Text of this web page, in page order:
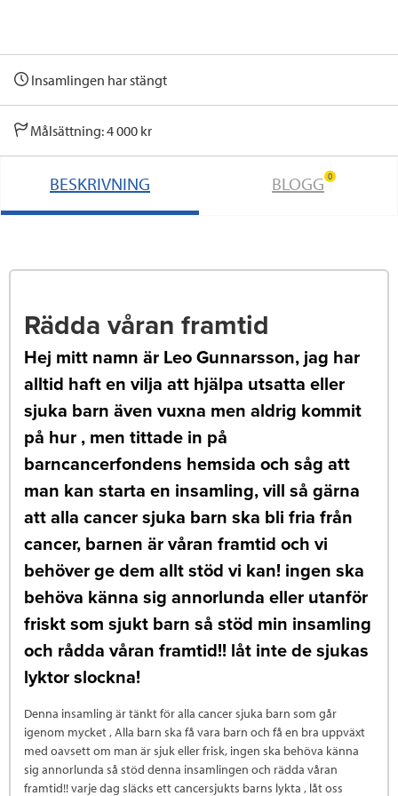
Insamlingen har stängt
Målsättning: 4 000 kr
BESKRIVNING BLOGG 0
Rädda våran framtid
Hej mitt namn är Leo Gunnarsson, jag har
alltid haft en vilja att hjälpa utsatta eller
sjuka barn även vuxna men aldrig kommit
på hur , men tittade in på
barncancerfondens hemsida och såg att
man kan starta en insamling, vill så gärna
att alla cancer sjuka barn ska bli fria från
cancer, barnen är våran framtid och vi
behöver ge dem allt stöd vi kan! ingen ska
behöva känna sig annorlunda eller utanför
friskt som sjukt barn så stöd min insamling
och rådda våran framtid!! låt inte de sjukas
lyktor slockna!
Denna insamling är tänkt för alla cancer sjuka barn som går
igenom mycket , Alla barn ska få vara barn och få en bra uppväxt
med oavsett om man är sjuk eller frisk, ingen ska behöva känna
sig annorlunda så stöd denna insamlingen och rädda våran
framtid!! varje dag släcks ett cancersjukts barns lykta , låt oss